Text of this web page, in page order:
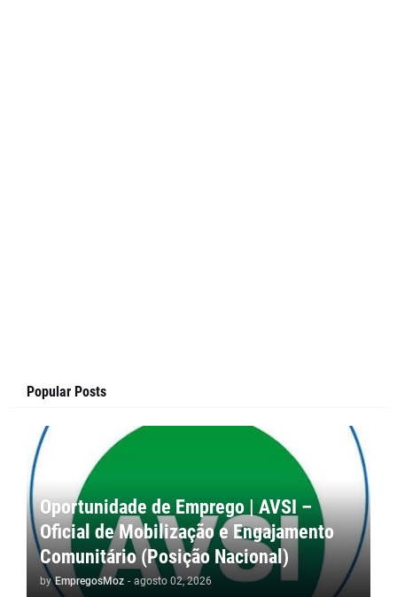
Popular Posts
Oportunidade de Emprego | AVSI –
Oficial de Mobilização e Engajamento
Comunitário (Posição Nacional)
by EmpregosMoz - agosto 02, 2026